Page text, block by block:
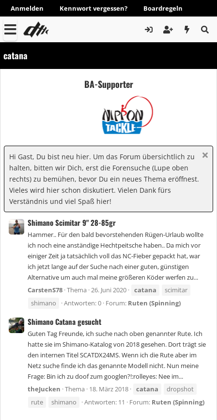
Anmelden Kennwort vergessen? Boardregeln
catana
BA-Supporter
Hi Gast, Du bist neu hier. Um das Forum übersichtlich zu
halten, bitten wir Dich, erst die Forensuche (Lupe oben
rechts) zu bemühen, bevor Du ein neues Thema eröffnest.
Vieles wird hier schon diskutiert. Vielen Dank fürs
Verständnis und viel Spaß hier!
Shimano Scimitar 9" 28-85gr
Hammer.. Für den bald bevorstehenden Rügen-Urlaub wollte
ich noch eine anständige Hechtpeitsche haben.. Da mich vor
einiger Zeit ja tatsächlich voll das NC-Fieber gepackt hat, war
ich jetzt lange auf der Suche nach einer guten, günstigen
Alternative um auch mal meine größeren Köder werfen zu...
CarstenS78 Thema 26. Juni 2020 catana
scimitar
shimano
Antworten: 0 Forum: Ruten (Spinning)
Shimano Catana gesucht
Guten Tag Freunde, ich suche nach oben genannter Rute. Ich
hatte sie im Shimano-Katalog von 2018 gesehen. Dort trägt sie
den internen Titel SCATDX24MS. Wenn ich die Rute aber im
Netz suche finde ich das genannte Modell nicht. Nun meine
Frage: Bin ich zu doof zum googlen?!:rolleyes: Nee im...
theJucken Thema 18. März 2018 catana
dropshot
rute
shimano Antworten: 11 Forum: Ruten (Spinning)